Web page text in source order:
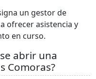
un gestor de
ofrecer asistencia y
en curso.
abrir una
Comoras?